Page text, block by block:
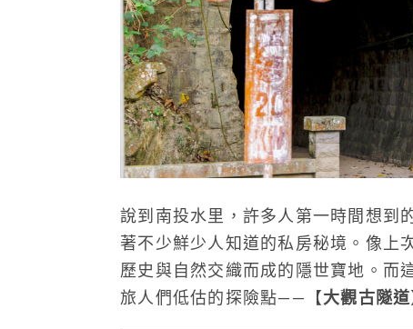
說到南投水里，許多人第一時間想到
著不少鮮少人知道的私房秘境。像上
歷史與自然交織而成的隱世寶地。而
旅人們低估的探險點——【大觀古隧道